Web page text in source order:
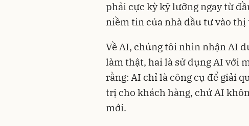
phải cực kỳ kỹ lưỡng ngay từ
niềm tin của nhà đầu tư vào
Về AI, chúng tôi nhìn nhận AI
làm thật, hai là sử dụng AI với
rằng: AI chỉ là công cụ để giải
trị cho khách hàng, chứ AI
mới.